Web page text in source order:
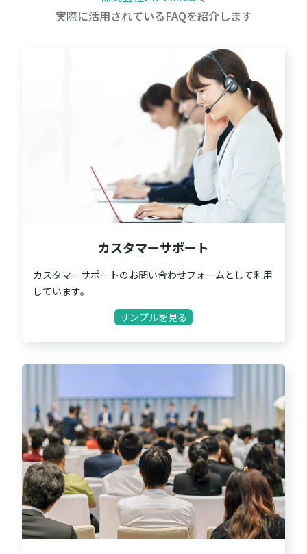
実際に活用されているFAQを紹介します
カスタマーサポート
カスタマーサポートのお問い合わせフォームとして利用
しています。
サンプルを見る